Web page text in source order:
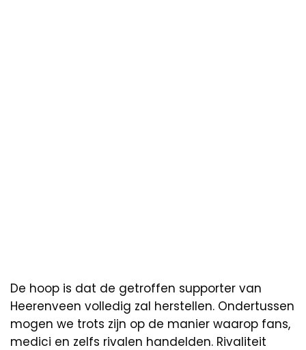
De hoop is dat de getroffen supporter van
Heerenveen volledig zal herstellen. Ondertussen
mogen we trots zijn op de manier waarop fans,
medici en zelfs rivalen handelden. Rivaliteit